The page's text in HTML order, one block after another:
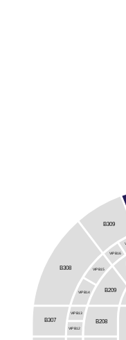
B208
B209
B307
B308
B309
VIP B12
VIP B13
VIP B14
VIP B15
VIP B16